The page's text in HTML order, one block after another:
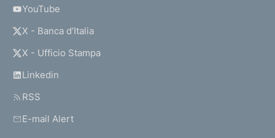
YouTube
X - Banca d’Italia
X - Ufficio Stampa
Linkedin
RSS
E-mail Alert